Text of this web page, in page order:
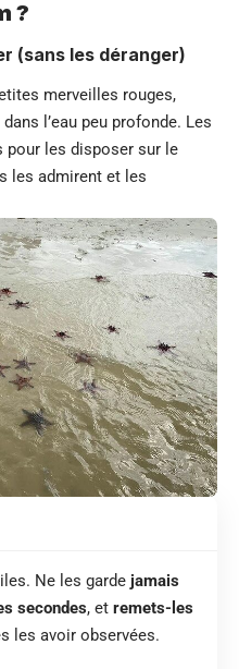
?
(sans les déranger)
merveilles rouges,
l’eau peu profonde. Les
pour les disposer sur le
les admirent et les
Ne les garde jamais
secondes, et remets-les
les avoir observées.